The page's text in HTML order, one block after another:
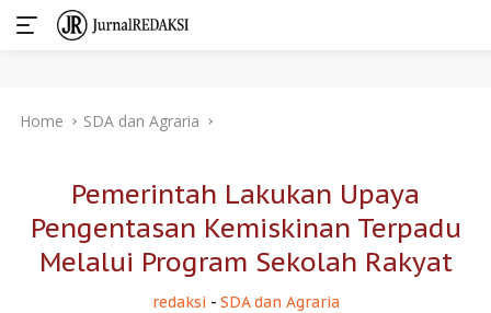
Home SDA dan Agraria
Pemerintah Lakukan Upaya
Pengentasan Kemiskinan Terpadu
Melalui Program Sekolah Rakyat
redaksi - SDA dan Agraria